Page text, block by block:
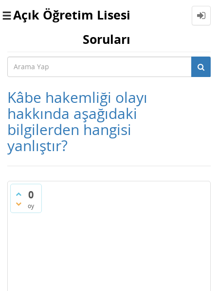
Toggle
Açık Öğretim Lisesi
Soruları
Kâbe hakemliği olayı
hakkında aşağıdaki
bilgilerden hangisi
yanlıştır?
0
oy